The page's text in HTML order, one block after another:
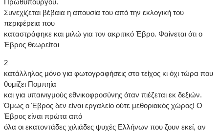
Πρωθυπουργού.
Συνεχίζεται βέβαια η απουσία του από την εκλογική του
περιφέρεια που
καταστράφηκε και μιλώ για τον ακριτικό Έβρο. Φαίνεται ότι ο
Έβρος θεωρείται
2
κατάλληλος μόνο για φωτογραφήσεις στο τείχος κι όχι τώρα που
θυμίζει Πομπηία
και για υπαινιγμούς εθνικοφροσύνης όταν πιέζεται εκ δεξιών.
Όμως ο Έβρος δεν είναι εργαλείο ούτε μεθοριακός χώρος! Ο
Έβρος είναι πρώτα από
όλα οι εκατοντάδες χιλιάδες ψυχές Ελλήνων που ζουν εκεί, αν